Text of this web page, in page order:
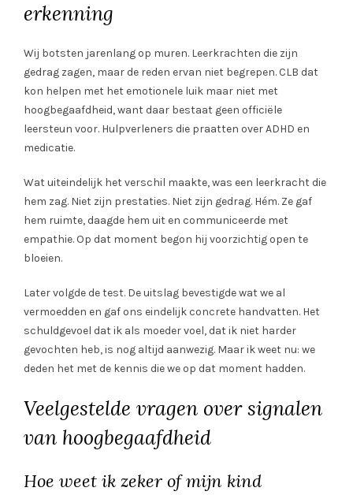
erkenning
Wij botsten jarenlang op muren. Leerkrachten die zijn
gedrag zagen, maar de reden ervan niet begrepen. CLB dat
kon helpen met het emotionele luik maar niet met
hoogbegaafdheid, want daar bestaat geen officiële
leersteun voor. Hulpverleners die praatten over ADHD en
medicatie.
Wat uiteindelijk het verschil maakte, was een leerkracht die
hem zag. Niet zijn prestaties. Niet zijn gedrag. Hém. Ze gaf
hem ruimte, daagde hem uit en communiceerde met
empathie. Op dat moment begon hij voorzichtig open te
bloeien.
Later volgde de test. De uitslag bevestigde wat we al
vermoedden en gaf ons eindelijk concrete handvatten. Het
schuldgevoel dat ik als moeder voel, dat ik niet harder
gevochten heb, is nog altijd aanwezig. Maar ik weet nu: we
deden het met de kennis die we op dat moment hadden.
Veelgestelde vragen over signalen
van hoogbegaafdheid
Hoe weet ik zeker of mijn kind